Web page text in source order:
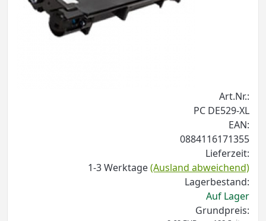
Art.Nr.:
PC DE529-XL
EAN:
0884116171355
Lieferzeit:
1-3 Werktage(Ausland abweichend)
Lagerbestand:
Auf Lager
Grundpreis: